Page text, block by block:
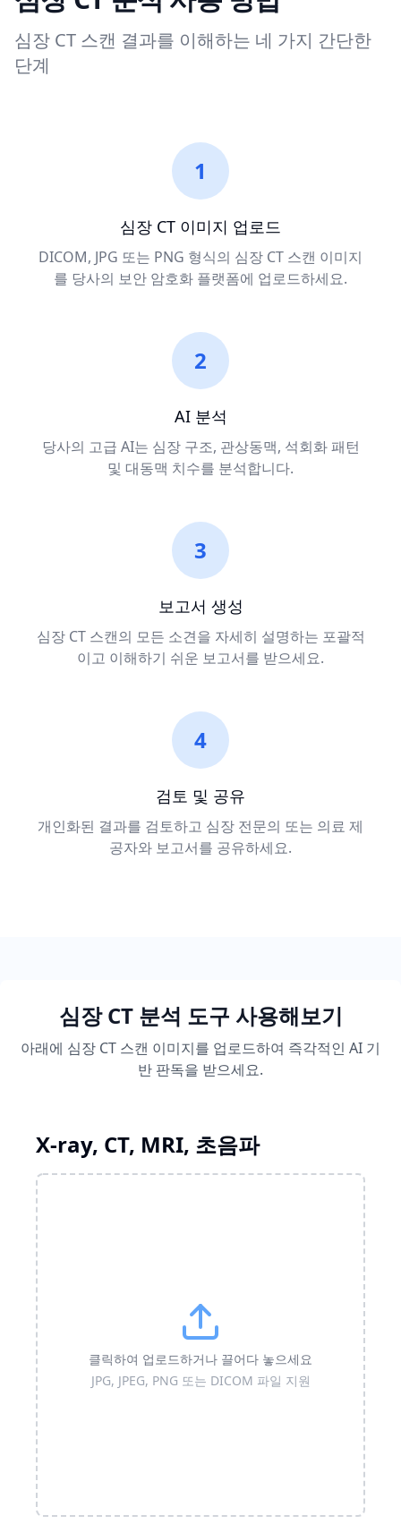
심장 CT 스캔 결과를 이해하는 네 가지 간단한
단계
1
심장 CT 이미지 업로드
DICOM, JPG 또는 PNG 형식의 심장 CT 스캔 이미지
를 당사의 보안 암호화 플랫폼에 업로드하세요.
2
AI 분석
당사의 고급 AI는 심장 구조, 관상동맥, 석회화 패턴
및 대동맥 치수를 분석합니다.
3
보고서 생성
심장 CT 스캔의 모든 소견을 자세히 설명하는 포괄적
이고 이해하기 쉬운 보고서를 받으세요.
4
검토 및 공유
개인화된 결과를 검토하고 심장 전문의 또는 의료 제
공자와 보고서를 공유하세요.
심장 CT 분석 도구 사용해보기
아래에 심장 CT 스캔 이미지를 업로드하여 즉각적인 AI 기
반 판독을 받으세요.
X-ray, CT, MRI, 초음파
클릭하여 업로드하거나 끌어다 놓으세요
JPG, JPEG, PNG 또는 DICOM 파일 지원